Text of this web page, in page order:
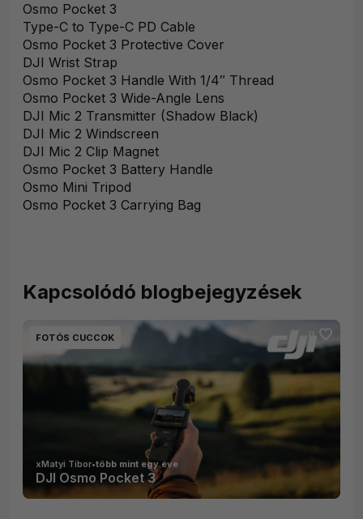
Osmo Pocket 3
Type-C to Type-C PD Cable
Osmo Pocket 3 Protective Cover
DJI Wrist Strap
Osmo Pocket 3 Handle With 1/4″ Thread
Osmo Pocket 3 Wide-Angle Lens
DJI Mic 2 Transmitter (Shadow Black)
DJI Mic 2 Windscreen
DJI Mic 2 Clip Magnet
Osmo Pocket 3 Battery Handle
Osmo Mini Tripod
Osmo Pocket 3 Carrying Bag
Kapcsolódó blogbejegyzések
FOTÓS CUCCOK favorite
DJI Osmo Pocket 3
xMatyi Tibor•több mint egy éve